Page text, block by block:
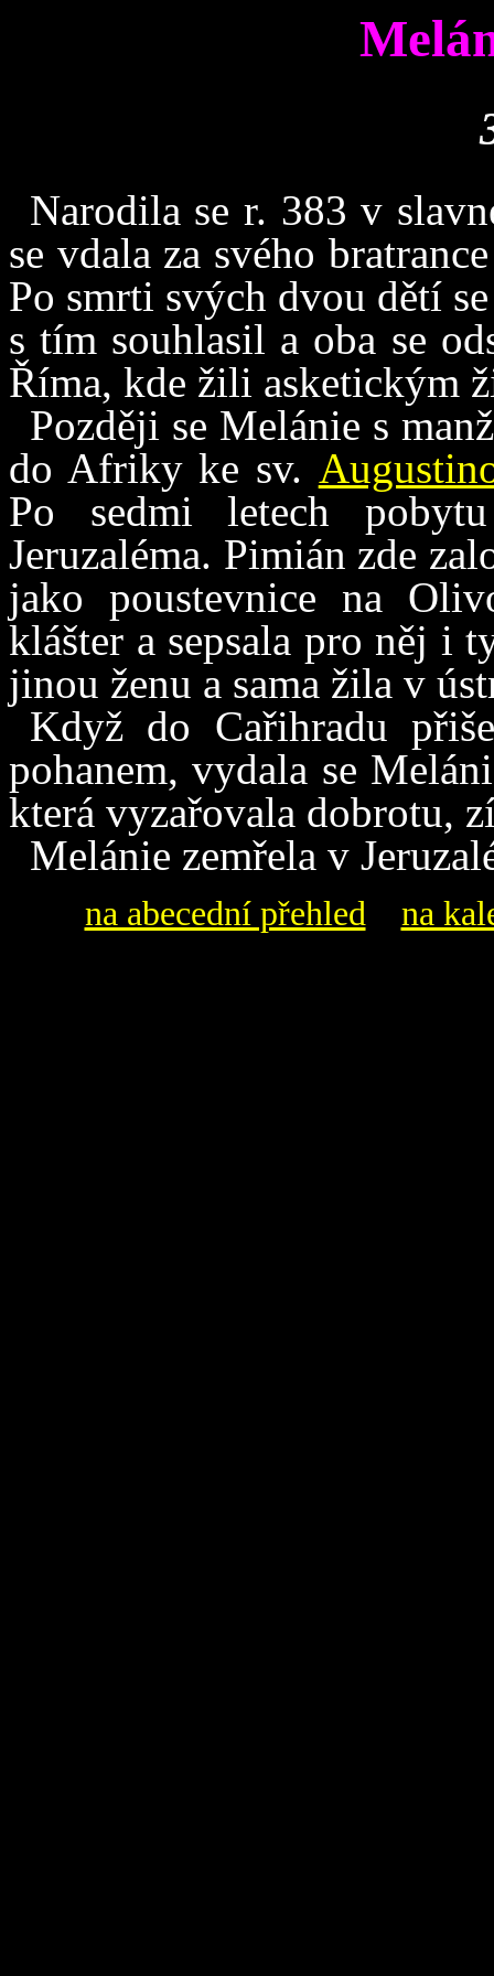
Narodila se r. 383 v
se vdala za svého
Po smrti svých dvou dětí
s tím souhlasil a oba se
Říma, kde žili asketickým
Později se Melánie s
do Afriky ke sv.
Po sedmi letech
Jeruzaléma. Pimián zde
jako poustevnice na
klášter a sepsala pro něj i
jinou ženu a sama žila v
Když do Cařihradu
pohanem, vydala se
která vyzařovala dobrotu,
Melánie zemřela v
na abecední přehled na